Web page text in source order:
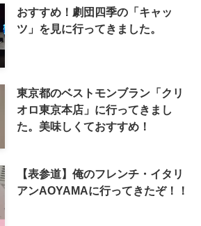
おすすめ！劇団四季の「キャッ
ツ」を見に行ってきました。
東京都のベストモンブラン「クリ
オロ東京本店」に行ってきまし
た。美味しくておすすめ！
【表参道】俺のフレンチ・イタリ
アンAOYAMAに行ってきたぞ！！